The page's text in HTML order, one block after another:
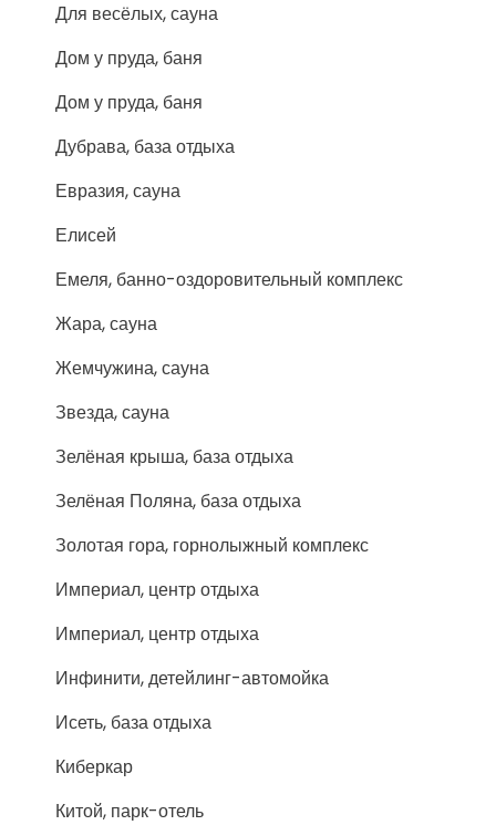
Для весёлых, сауна
Дом у пруда, баня
Дом у пруда, баня
Дубрава, база отдыха
Евразия, сауна
Елисей
Емеля, банно-оздоровительный комплекс
Жара, сауна
Жемчужина, сауна
Звезда, сауна
Зелёная крыша, база отдыха
Зелёная Поляна, база отдыха
Золотая гора, горнолыжный комплекс
Империал, центр отдыха
Империал, центр отдыха
Инфинити, детейлинг-автомойка
Исеть, база отдыха
Киберкар
Китой, парк-отель